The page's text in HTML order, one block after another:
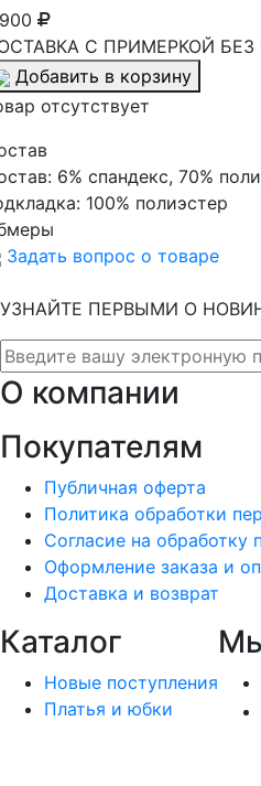
С ПРИМЕРКОЙ БЕЗ
Добавить в корзину
отсутствует
6% спандекс, 70%
100% полиэстер
Задать вопрос о товаре
УЗНАЙТЕ ПЕРВЫМИ О
О компании
Покупателям
Публичная оферта
Политика обработки
Согласие на обработку
Оформление заказа и
Доставка и возврат
Каталог
Новые поступления
Платья и юбки